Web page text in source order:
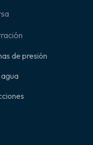
de presión